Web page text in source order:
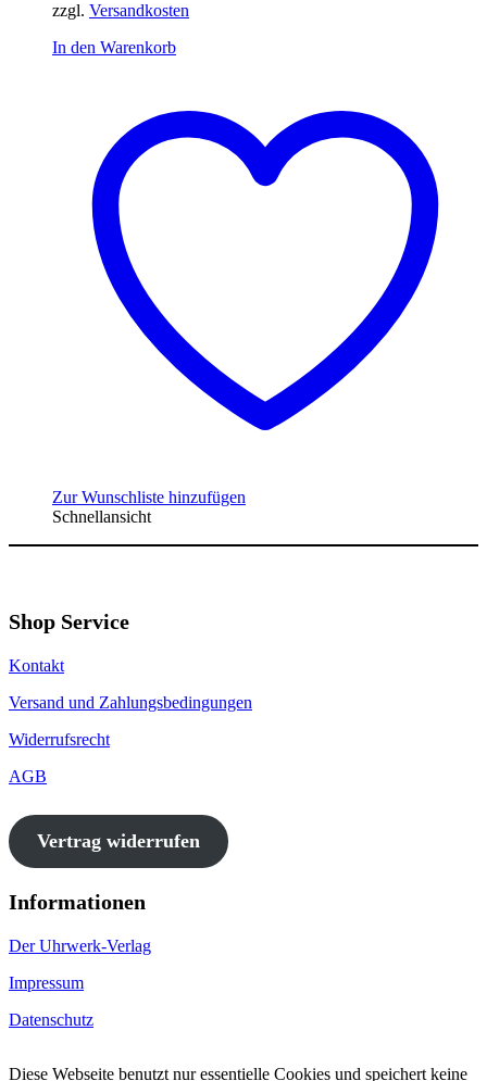
zzgl. Versandkosten
In den Warenkorb
Zur Wunschliste hinzufügen
Schnellansicht
Shop Service
Kontakt
Versand und Zahlungsbedingungen
Widerrufsrecht
AGB
Vertrag widerrufen
Informationen
Der Uhrwerk-Verlag
Impressum
Datenschutz
Diese Webseite benutzt nur essentielle Cookies und speichert keine